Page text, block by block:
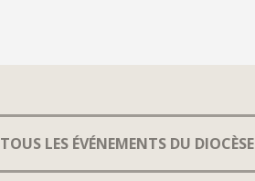
TOUS LES ÉVÉNEMENTS DU DIOCÈSE